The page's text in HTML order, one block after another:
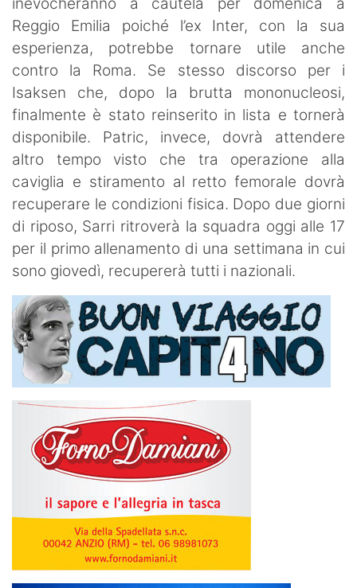
inevocheranno a cautela per domenica a
Reggio Emilia poiché l’ex Inter, con la sua
esperienza, potrebbe tornare utile anche
contro la Roma. Se stesso discorso per i
Isaksen che, dopo la brutta mononucleosi,
finalmente è stato reinserito in lista e tornerà
disponibile. Patric, invece, dovrà attendere
altro tempo visto che tra operazione alla
caviglia e stiramento al retto femorale dovrà
recuperare le condizioni fisica. Dopo due giorni
di riposo, Sarri ritroverà la squadra oggi alle 17
per il primo allenamento di una settimana in cui
sono giovedì, recupererà tutti i nazionali.